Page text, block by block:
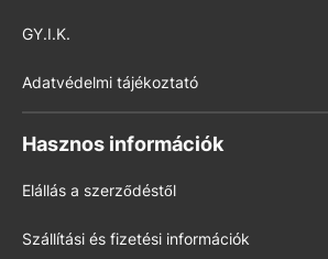
GY.I.K.
Adatvédelmi tájékoztató
Hasznos információk
Elállás a szerződéstől
Szállítási és fizetési információk